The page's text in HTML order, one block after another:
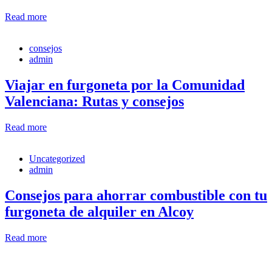
Read more
consejos
admin
Viajar en furgoneta por la Comunidad
Valenciana: Rutas y consejos
Read more
Uncategorized
admin
Consejos para ahorrar combustible con tu
furgoneta de alquiler en Alcoy
Read more